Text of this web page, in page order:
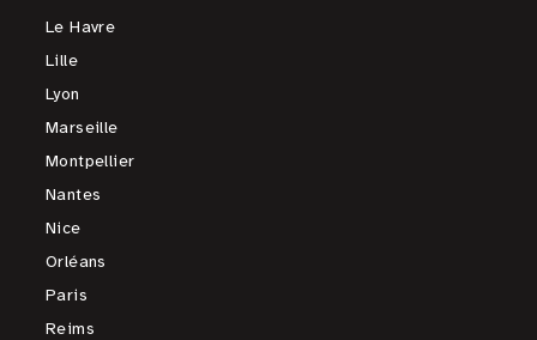
Le Havre
Lille
Lyon
Marseille
Montpellier
Nantes
Nice
Orléans
Paris
Reims